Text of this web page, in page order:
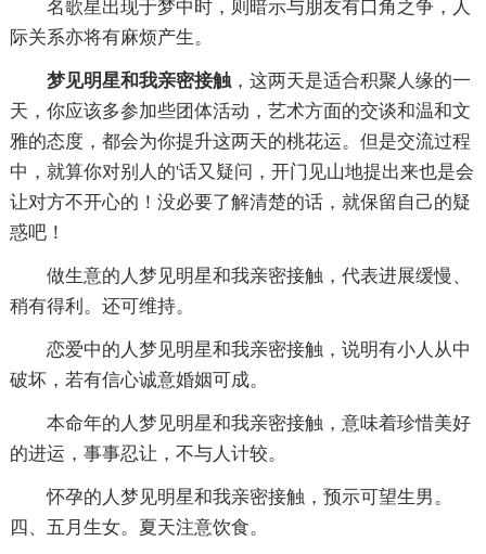
名歌星出现于梦中时，则暗示与朋友有口角之争，人
际关系亦将有麻烦产生。
梦见明星和我亲密接触，这两天是适合积聚人缘的一
天，你应该多参加些团体活动，艺术方面的交谈和温和文
雅的态度，都会为你提升这两天的桃花运。但是交流过程
中，就算你对别人的'话又疑问，开门见山地提出来也是会
让对方不开心的！没必要了解清楚的话，就保留自己的疑
惑吧！
做生意的人梦见明星和我亲密接触，代表进展缓慢、
稍有得利。还可维持。
恋爱中的人梦见明星和我亲密接触，说明有小人从中
破坏，若有信心诚意婚姻可成。
本命年的人梦见明星和我亲密接触，意味着珍惜美好
的进运，事事忍让，不与人计较。
怀孕的人梦见明星和我亲密接触，预示可望生男。
四、五月生女。夏天注意饮食。